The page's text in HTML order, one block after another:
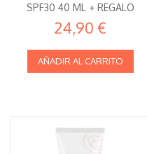
SPF30 40 ML + REGALO
SERUM
24,90 €
AÑADIR AL CARRITO